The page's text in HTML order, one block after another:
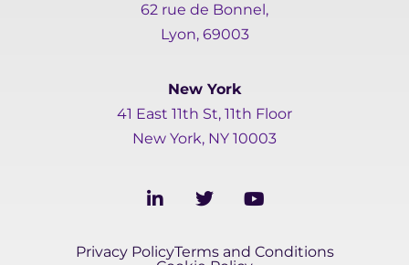
62 rue de Bonnel,
Lyon, 69003
New York
41 East 11th St, 11th Floor
New York, NY 10003
L
i
k
T
w
t
Y
o
t
Privacy PolicyTerms and Conditions